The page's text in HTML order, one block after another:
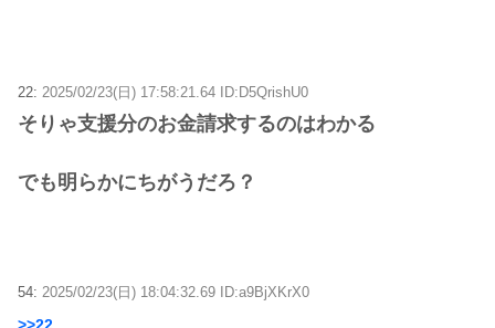
22: 2025/02/23(日) 17:58:21.64 ID:D5QrishU0
そりゃ支援分のお金請求するのはわかる
でも明らかにちがうだろ？
54: 2025/02/23(日) 18:04:32.69 ID:a9BjXKrX0